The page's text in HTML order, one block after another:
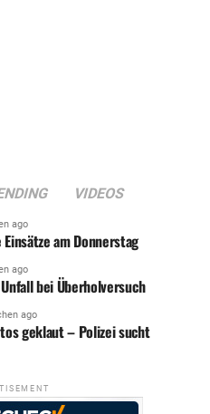
VIDEOS
ago
am Donnerstag
ago
bei Überholversuch
ago
geklaut – Polizei sucht